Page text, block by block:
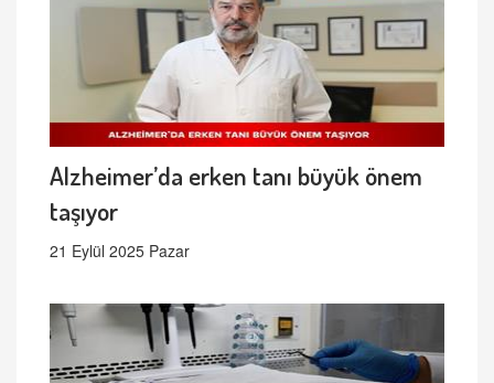
Alzheimer’da erken tanı büyük önem
taşıyor
21 Eylül 2025 Pazar